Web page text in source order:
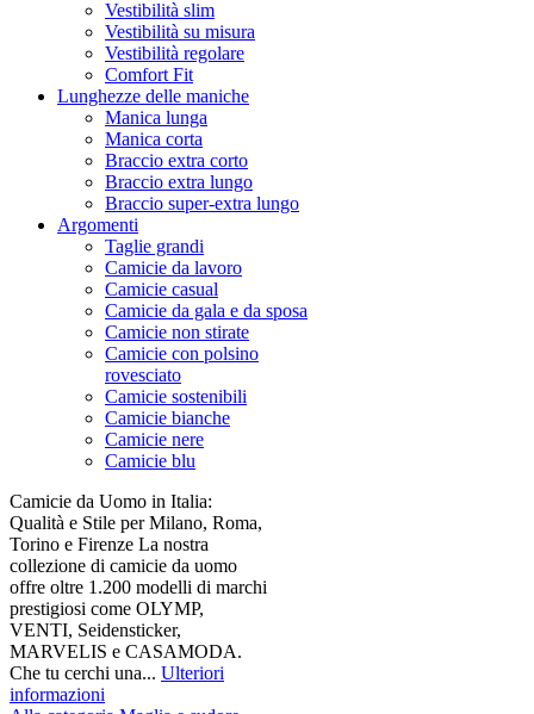
Vestibilità slim
Vestibilità su misura
Vestibilità regolare
Comfort Fit
Lunghezze delle maniche
Manica lunga
Manica corta
Braccio extra corto
Braccio extra lungo
Braccio super-extra lungo
Argomenti
Taglie grandi
Camicie da lavoro
Camicie casual
Camicie da gala e da sposa
Camicie non stirate
Camicie con polsino
rovesciato
Camicie sostenibili
Camicie bianche
Camicie nere
Camicie blu
Camicie da Uomo in Italia:
Qualità e Stile per Milano, Roma,
Torino e Firenze La nostra
collezione di camicie da uomo
offre oltre 1.200 modelli di marchi
prestigiosi come OLYMP,
VENTI, Seidensticker,
MARVELIS e CASAMODA.
Che tu cerchi una... Ulteriori
informazioni